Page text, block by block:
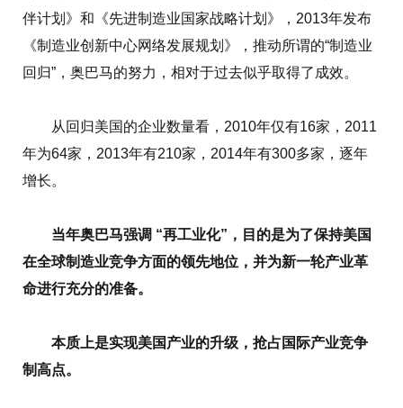
伴计划》和《先进制造业国家战略计划》，2013年发布
《制造业创新中心网络发展规划》，推动所谓的“制造业
回归”，奥巴马的努力，相对于过去似乎取得了成效。
从回归美国的企业数量看，2010年仅有16家，2011
年为64家，2013年有210家，2014年有300多家，逐年
增长。
当年奥巴马强调 “再工业化”，目的是为了保持美国
在全球制造业竞争方面的领先地位，并为新一轮产业革
命进行充分的准备。
本质上是实现美国产业的升级，抢占国际产业竞争
制高点。